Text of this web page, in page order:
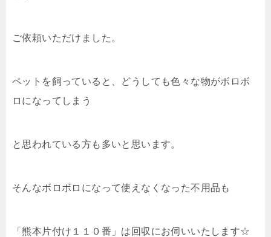
ご依頼いただけました。
ペットを飼っていると、どうしても色々な物がボロボ
ロになってしまう
と思われている方も多いと思います。
そんなボロボロになって使えなくなった不用品も
「熊本片付け１１０番」は回収にお伺いいたします☆